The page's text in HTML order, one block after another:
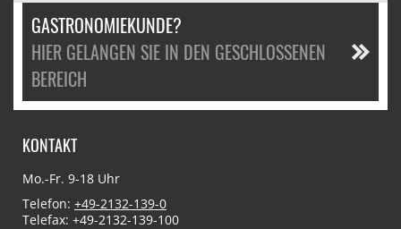
GASTRONOMIEKUNDE?
HIER GELANGEN SIE IN DEN GESCHLOSSENEN
BEREICH
KONTAKT
Mo.-Fr. 9-18 Uhr
Telefon: +49-2132-139-0
Telefax: +49-2132-139-100